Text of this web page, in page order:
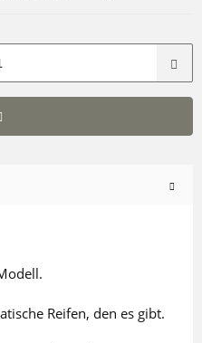
Reifen, den es gibt.